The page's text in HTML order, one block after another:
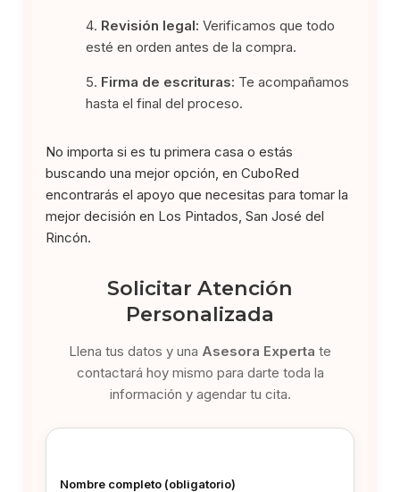
Revisión legal: Verificamos que todo
esté en orden antes de la compra.
Firma de escrituras: Te acompañamos
hasta el final del proceso.
No importa si es tu primera casa o estás
buscando una mejor opción, en CuboRed
encontrarás el apoyo que necesitas para tomar la
mejor decisión en Los Pintados, San José del
Rincón.
Solicitar Atención
Personalizada
Llena tus datos y una Asesora Experta te
contactará hoy mismo para darte toda la
información y agendar tu cita.
Nombre completo (obligatorio)